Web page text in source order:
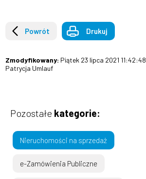
Powrót Drukuj
Zmodyfikowany: Piątek 23 lipca 2021 11:42:48
Patrycja Umlauf
Pozostałe kategorie:
Nieruchomości na sprzedaż
e-Zamówienia Publiczne